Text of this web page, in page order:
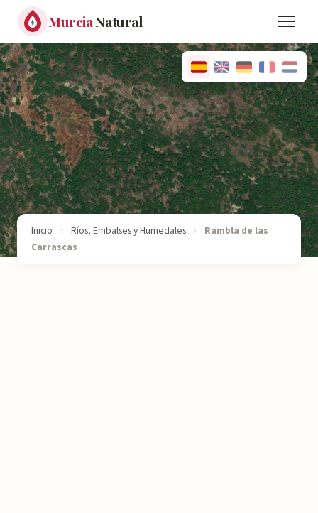
MurciaNatural
Inicio › Ríos, Embalses y Humedales ›
Rambla de las
Carrascas